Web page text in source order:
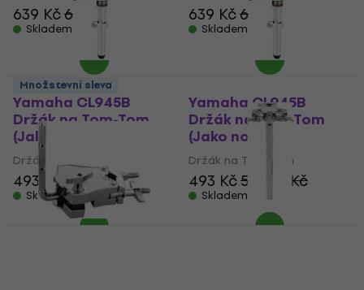
639 Kč656 Kč
Skladem
639 Kč656 Kč
Skladem
Yamaha CL945B
Držák na Tom-Tom
(Jako nové)
Držák na Tom-Tom
493 Kč512,82 Kč
Skladem
Yamaha CL945B
Držák na Tom-Tom
(Jako nové)
Držák na Tom-Tom
493 Kč512,82 Kč
Skladem
Množstevní sleva